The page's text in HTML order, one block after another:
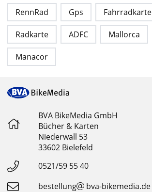
RennRad Gps Fahrradkarte
Radkarte ADFC Mallorca
Manacor
BVA BikeMedia GmbH
Bücher & Karten
Niederwall 53
33602 Bielefeld
0521/59 55 40
bestellung
bva-bikemedia.de